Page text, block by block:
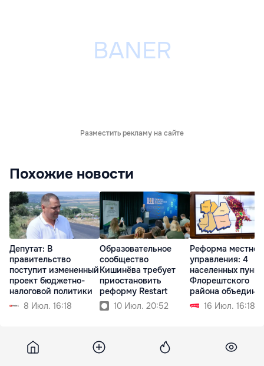
Разместить рекламу на сайте
Похожие новости
Депутат: В
правительство
поступит измененный
проект бюджетно-
налоговой политики
8 Июл. 16:18
Образовательное
сообщество
Кишинёва требует
приостановить
реформу Restart
10 Июл. 20:52
Реформа
управления: 4
населенных
Флорештского
района
мэрии16 Июл. 16:18